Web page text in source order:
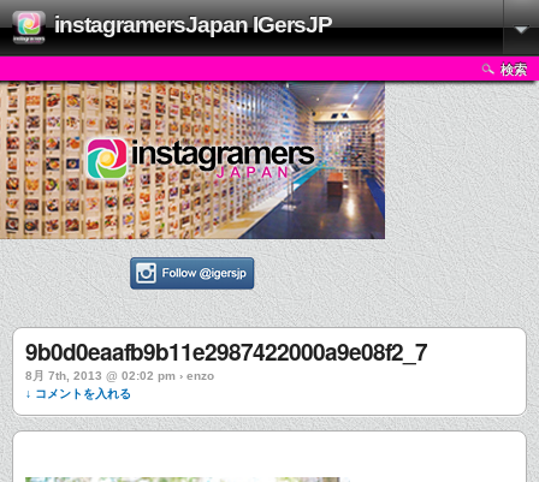
instagramersJapan IGersJP
検索
9b0d0eaafb9b11e2987422000a9e08f2_7
8月 7th, 2013 @ 02:02 pm › enzo
↓ コメントを入れる